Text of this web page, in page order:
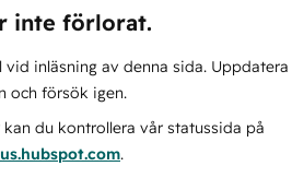
inte förlorat.
inläsning av denna sida. Uppdatera
och försök igen.
du kontrollera vår statussida på
.